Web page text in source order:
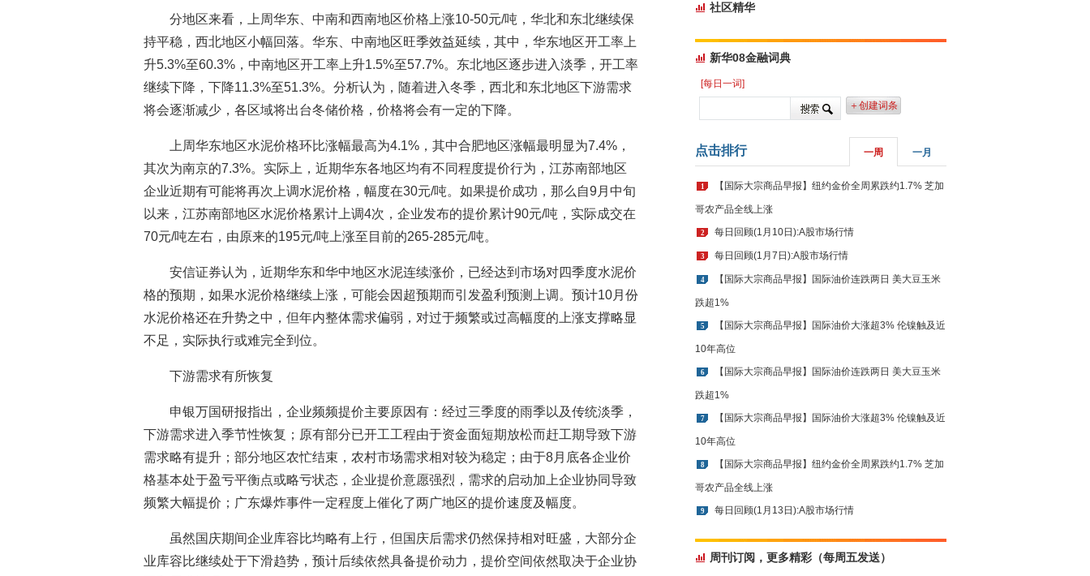
分地区来看，上周华东、中南和西南地区价格上涨10-50元/吨，华北和东北继续保
持平稳，西北地区小幅回落。华东、中南地区旺季效益延续，其中，华东地区开工率上
升5.3%至60.3%，中南地区开工率上升1.5%至57.7%。东北地区逐步进入淡季，开工率
继续下降，下降11.3%至51.3%。分析认为，随着进入冬季，西北和东北地区下游需求
将会逐渐减少，各区域将出台冬储价格，价格将会有一定的下降。
上周华东地区水泥价格环比涨幅最高为4.1%，其中合肥地区涨幅最明显为7.4%，
其次为南京的7.3%。实际上，近期华东各地区均有不同程度提价行为，江苏南部地区
企业近期有可能将再次上调水泥价格，幅度在30元/吨。如果提价成功，那么自9月中旬
以来，江苏南部地区水泥价格累计上调4次，企业发布的提价累计90元/吨，实际成交在
70元/吨左右，由原来的195元/吨上涨至目前的265-285元/吨。
安信证券认为，近期华东和华中地区水泥连续涨价，已经达到市场对四季度水泥价
格的预期，如果水泥价格继续上涨，可能会因超预期而引发盈利预测上调。预计10月份
水泥价格还在升势之中，但年内整体需求偏弱，对过于频繁或过高幅度的上涨支撑略显
不足，实际执行或难完全到位。
下游需求有所恢复
申银万国研报指出，企业频频提价主要原因有：经过三季度的雨季以及传统淡季，
下游需求进入季节性恢复；原有部分已开工工程由于资金面短期放松而赶工期导致下游
需求略有提升；部分地区农忙结束，农村市场需求相对较为稳定；由于8月底各企业价
格基本处于盈亏平衡点或略亏状态，企业提价意愿强烈，需求的启动加上企业协同导致
频繁大幅提价；广东爆炸事件一定程度上催化了两广地区的提价速度及幅度。
虽然国庆期间企业库容比均略有上行，但国庆后需求仍然保持相对旺盛，大部分企
业库容比继续处于下滑趋势，预计后续依然具备提价动力，提价空间依然取决于企业协
社区精华
新华08金融词典
[每日一词]
＋创建词条
点击排行 一周 一月
1 【国际大宗商品早报】纽约金价全周累跌约1.7% 芝加
哥农产品全线上涨
2 每日回顾(1月10日):A股市场行情
3 每日回顾(1月7日):A股市场行情
4 【国际大宗商品早报】国际油价连跌两日 美大豆玉米
跌超1%
5 【国际大宗商品早报】国际油价大涨超3% 伦镍触及近
10年高位
6 【国际大宗商品早报】国际油价连跌两日 美大豆玉米
跌超1%
7 【国际大宗商品早报】国际油价大涨超3% 伦镍触及近
10年高位
8 【国际大宗商品早报】纽约金价全周累跌约1.7% 芝加
哥农产品全线上涨
9 每日回顾(1月13日):A股市场行情
周刊订阅，更多精彩（每周五发送）